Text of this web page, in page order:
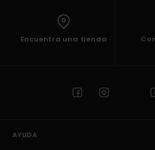
Encuentra una tienda
AYUDA